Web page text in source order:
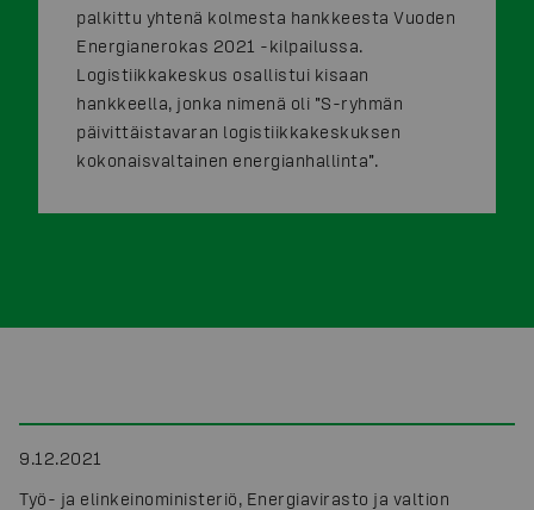
palkittu yhtenä kolmesta hankkeesta Vuoden
Energianerokas 2021 -kilpailussa.
Logistiikkakeskus osallistui kisaan
hankkeella, jonka nimenä oli ”S-ryhmän
päivittäistavaran logistiikkakeskuksen
kokonaisvaltainen energianhallinta”.
9.12.2021
Työ- ja elinkeinoministeriö, Energiavirasto ja valtion